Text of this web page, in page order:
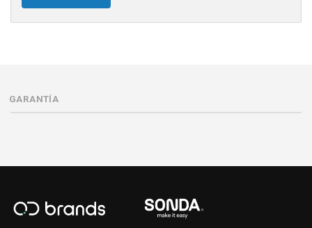
GARANTÍA